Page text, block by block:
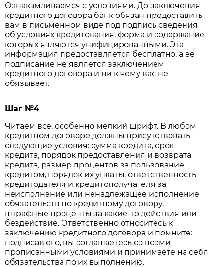
Ознакамливаемся с условиями. До заключения
кредитного договора банк обязан предоставить
вам в письменном виде под подпись сведения
об условиях кредитования, форма и содержание
которых являются унифицированными. Эта
информация предоставляется бесплатно, а ее
подписание не является заключением
кредитного договора и ни к чему вас не
обязывает.
Шаг №4
Читаем все, особенно мелкий шрифт. В любом
кредитном договоре должны присутствовать
следующие условия: сумма кредита, срок
кредита, порядок предоставления и возврата
кредита, размер процентов за пользование
кредитом, порядок их уплаты, ответственность
кредитодателя и кредитополучателя за
неисполнение или ненадлежащее исполнение
обязательств по кредитному договору,
штрафные проценты за какие-то действия или
бездействие. Ответственно относитесь к
заключению кредитного договора и помните:
подписав его, вы соглашаетесь со всеми
прописанными условиями и принимаете на себя
обязательства по их выполнению.